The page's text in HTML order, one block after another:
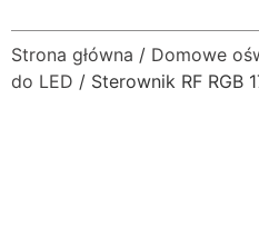
Strona główna / Domowe
do LED / Sterownik RF RGB